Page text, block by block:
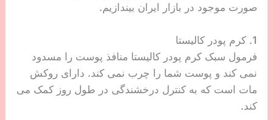
صورت موجود در بازار ایران بیندازیم.
1. کرم پودر کالیستا
فرمول سبک کرم پودر کالیستا منافذ پوست را مسدود
نمی کند و پوست شما را چرب نمی کند. دارای روکش
مات است که به کنترل درخشندگی در طول روز کمک می
کند.